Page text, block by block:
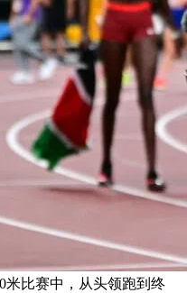
米比赛中，从头领跑到终